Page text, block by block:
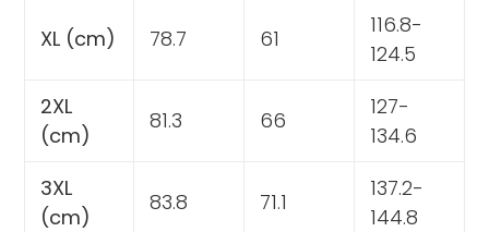
XL (cm) 78.7 61
116.8-
124.5
2XL
(cm)
81.3 66
127-
134.6
3XL
(cm)
83.8 71.1
137.2-
144.8